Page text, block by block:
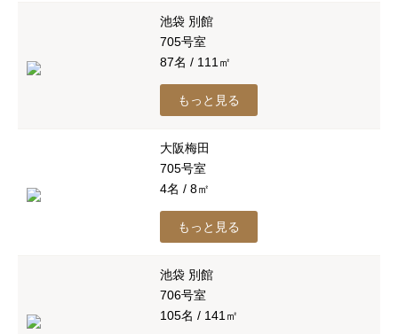
池袋 別館
705号室
87名 / 111㎡
もっと見る
大阪梅田
705号室
4名 / 8㎡
もっと見る
池袋 別館
706号室
105名 / 141㎡